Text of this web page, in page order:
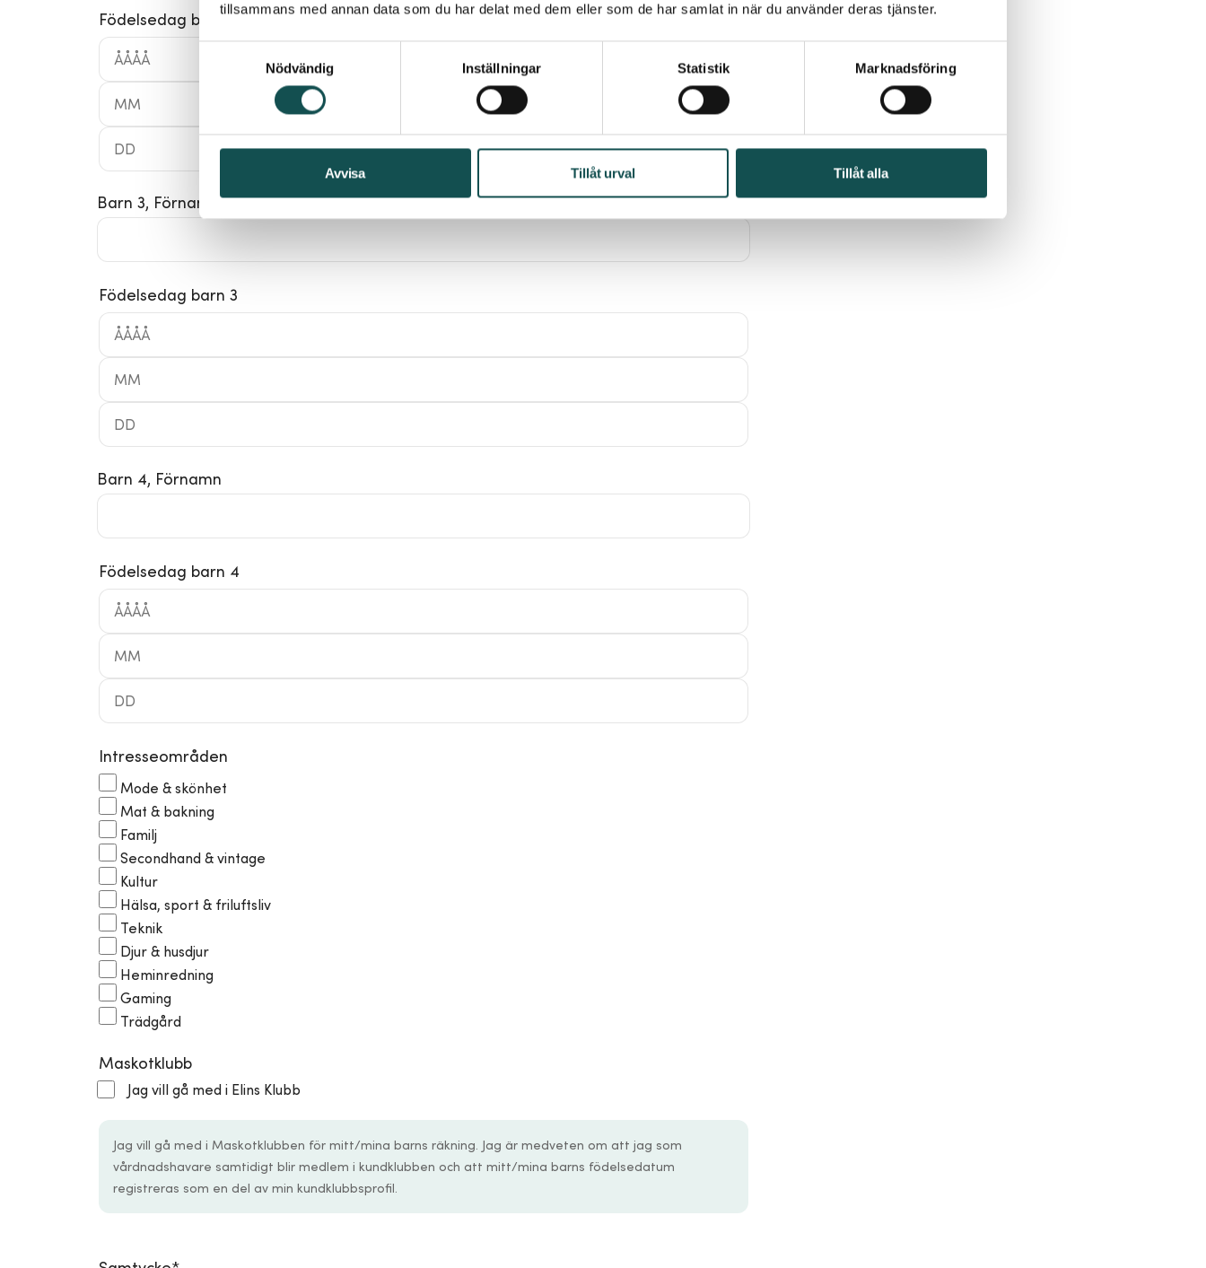
tillsammans med annan data som du har delat med dem eller som de har samlat in när du använder deras tjänster.
Nödvändig
Inställningar Statistik Marknadsföring
Avvisa Tillåt urval Tillåt alla
Födelsedag barn 2
Barn 3, Förnamn
Födelsedag barn 3
Barn 4, Förnamn
Födelsedag barn 4
Intresseområden
Mode & skönhet
Mat & bakning
Familj
Secondhand & vintage
Kultur
Hälsa, sport & friluftsliv
Teknik
Djur & husdjur
Heminredning
Gaming
Trädgård
Maskotklubb
Jag vill gå med i Elins Klubb
Jag vill gå med i Maskotklubben för mitt/mina barns räkning. Jag är medveten om att jag som
vårdnadshavare samtidigt blir medlem i kundklubben och att mitt/mina barns födelsedatum
registreras som en del av min kundklubbsprofil.